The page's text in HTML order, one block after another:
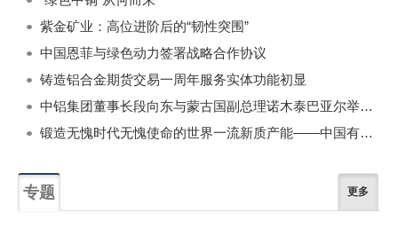
紫金矿业：高位进阶后的“韧性突围”
中国恩菲与绿色动力签署战略合作协议
铸造铝合金期货交易一周年服务实体功能初显
中铝集团董事长段向东与蒙古国副总理诺木泰巴亚尔举行会谈
锻造无愧时代无愧使命的世界一流新质产能——中国有色金属工业的战略应对与破局之道（二）
专题 更多